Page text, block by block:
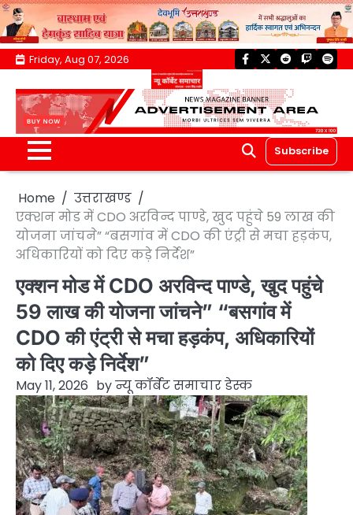
Skip
content
Friday, Aug 07, 2026 facebook
twitterreddittwitch
Subscribe
Home
उत्तराखण्ड
एक्शन मोड में CDO अरविन्द पाण्डे, खुद पहुंचे 59 लाख की
योजना जांचने” “बसगांव में CDO की एंट्री से मचा हड़कंप,
अधिकारियों को दिए कड़े निर्देश”
एक्शन मोड में CDO अरविन्द पाण्डे, खुद पहुंचे
59 लाख की योजना जांचने” “बसगांव में
CDO की एंट्री से मचा हड़कंप, अधिकारियों
को दिए कड़े निर्देश”
May 11, 2026 byन्यू कॉर्बेट समाचार डेस्क